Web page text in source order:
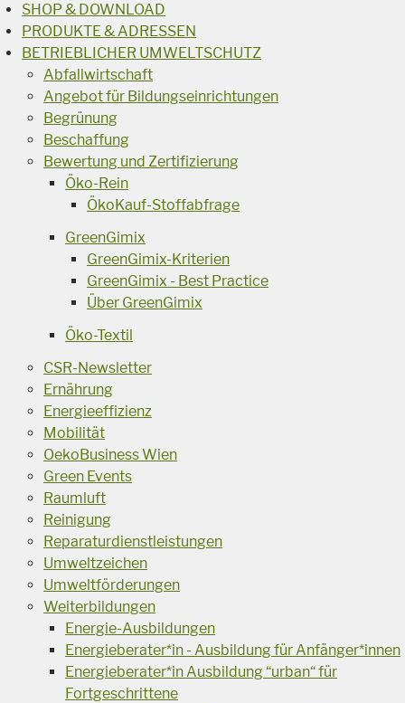
SHOP & DOWNLOAD
PRODUKTE & ADRESSEN
BETRIEBLICHER UMWELTSCHUTZ
Abfallwirtschaft
Angebot für Bildungseinrichtungen
Begrünung
Beschaffung
Bewertung und Zertifizierung
Öko-Rein
ÖkoKauf-Stoffabfrage
GreenGimix
GreenGimix-Kriterien
GreenGimix - Best Practice
Über GreenGimix
Öko-Textil
CSR-Newsletter
Ernährung
Energieeffizienz
Mobilität
OekoBusiness Wien
Green Events
Raumluft
Reinigung
Reparaturdienstleistungen
Umweltzeichen
Umweltförderungen
Weiterbildungen
Energie-Ausbildungen
Energieberater*in - Ausbildung für Anfänger*innen
Energieberater*in Ausbildung “urban“ für
Fortgeschrittene